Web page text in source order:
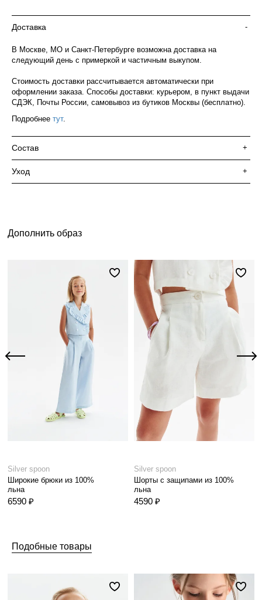
Доставка -
В Москве, МО и Санкт-Петербурге возможна доставка на
следующий день с примеркой и частичным выкупом.
Стоимость доставки рассчитывается автоматически при
оформлении заказа. Способы доставки: курьером, в пункт выдачи
СДЭК, Почты России, самовывоз из бутиков Москвы (бесплатно).
Подробнее тут.
Состав +
Уход +
Дополнить образ
Silver spoon
Широкие брюки из 100%
льна
6590 ₽
Silver spoon
Шорты с защипами из 100%
льна
4590 ₽
Подобные товары